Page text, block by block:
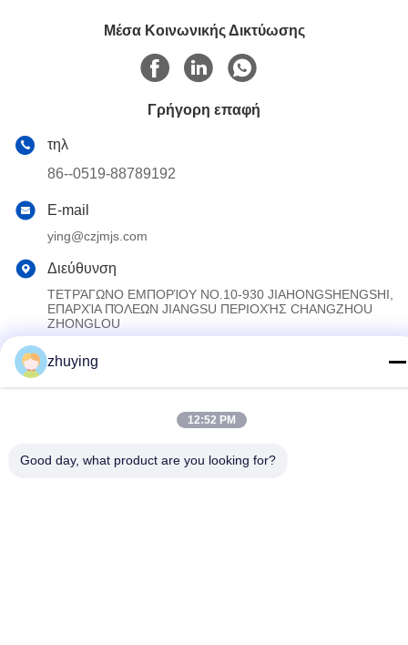
Μέσα Κοινωνικής Δικτύωσης
Γρήγορη επαφή
τηλ
86--0519-88789192
E-mail
ying@czjmjs.com
Διεύθυνση
ΤΕΤΡΆΓΩΝΟ ΕΜΠΟΡΊΟΥ NO.10-930 JIAHONGSHENGSHI,
ΕΠΑΡΧΊΑ ΠΌΛΕΩΝ JIANGSU ΠΕΡΙΟΧΉΣ CHANGZHOU
ZHONGLOU
Κίνα Καλό Ποιότητα Μεγάλα πιό δροσερά πακέτα πάγου
Προμηθευτής. 2017-2026 Changzhou jisi cold chain technology
Co.,ltd Όλα. Όλα τα δικαιώματα διατηρούνται.
zhuying
12:52 PM
Good day, what product are you looking for?